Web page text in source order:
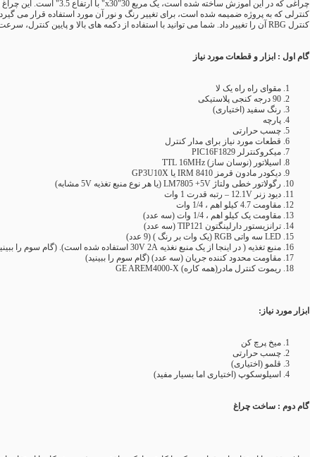
چراغی که در این آموزش ساخته شده است، یک مربع 30"x30" با ارتفاع 3.5" است. این چراغ از 9 LED 3W RBG استفاده می کند که توسط میکروکنترلر PIC 16F1829 کنترل می شوند.
کنترلی که به پروژه ضمیمه شده است، برای تغییر رنگ و نور آن مورد استفاده قرار می
کنترل RBG آن را تغییر داد. شما می توانید با استفاده از دکمه های بالا و پایین کنترل، سرعت تغییر RBG لامپ را عوض کنید و حتی روی یک رنگ توقف کنید.
گام اول : ابزار و قطعات مورد نیاز
مقوای راه راه یک لا
90 درجه کنجی پلاستیکی
رنگ سفید (اختیاری)
پارچه
چسب حرارتی
قطعات مورد نیاز برای مدار کنترل
میکروکنترلر PIC16F1829
اسیلاتور (نوسان ساز) TTL 16MHz
دیکودر مادون قرمز IRM 8410 یا GP3U10X
رگولاتور خطی ولتاژ LM7805 +5V (یا هر نوع منبع تغذیه 5V مشابه)
دیود زنر 12.1V – رتبه قدرت 1 وات
مقاومت 4.7 کیلو اهم ، 1/4 وات
مقاومت یک کیلو اهم ، 1/4 وات (سه عدد)
ترانزیستور دارلینگتون TIP121 (سه عدد)
LED سه واتی RGB (یک وات بر رنگ ) (9 عدد)
منبع تغذیه ( در اینجا از یک منبع نغذیه 30V 2A استفاده شده است). (گام سوم را ببینید)
مقاومت محدود کننده جریان (سه عدد) (گام سوم را ببینید)
ریموت کنترل مادر(همه کاره) GE AREM4000-X
ابزار مورد نیاز:
میخ پرچ کن
چسب حرارتی
قلمو (اختیاری)
اسیلوسکوپ (اختیاری اما بسیار مفید)
گام دوم : ساخت چراغ